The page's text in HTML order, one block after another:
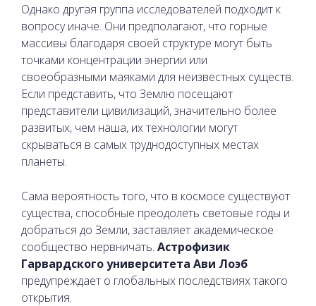
Однако другая группа исследователей подходит к
вопросу иначе. Они предполагают, что горные
массивы благодаря своей структуре могут быть
точками концентрации энергии или
своеобразными маяками для неизвестных существ.
Если представить, что Землю посещают
представители цивилизаций, значительно более
развитых, чем наша, их технологии могут
скрываться в самых труднодоступных местах
планеты.
Сама вероятность того, что в космосе существуют
существа, способные преодолеть световые годы и
добраться до Земли, заставляет академическое
сообщество нервничать. Астрофизик
Гарвардского университета Ави Лоэб
предупреждает о глобальных последствиях такого
открытия.